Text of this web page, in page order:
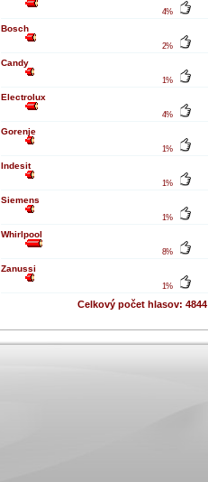
4%
Bosch
2%
Candy
1%
Electrolux
4%
Gorenje
1%
Indesit
1%
Siemens
1%
Whirlpool
8%
Zanussi
1%
Celkový počet hlasov: 4844